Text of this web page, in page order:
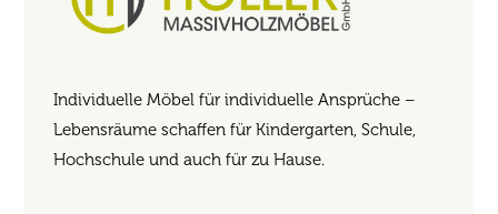
Individuelle Möbel für individuelle Ansprüche –
Lebensräume schaffen für Kindergarten, Schule,
Hochschule und auch für zu Hause.